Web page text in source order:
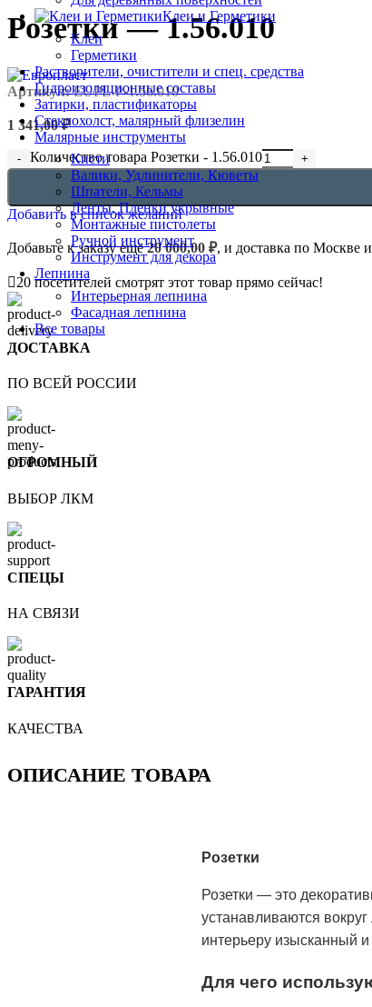
Клеи и Герметики
Клеи
Герметики
Растворители, очистители и спец. средства
Гидроизоляционные составы
Затирки, пластификаторы
Стеклохолст, малярный флизелин
Малярные инструменты
Кисти
Валики, Удлинители, Кюветы
Шпатели, Кельмы
Ленты, Пленки укрывные
Монтажные пистолеты
Ручной инструмент
Инструмент для декора
Лепнина
Интерьерная лепнина
Фасадная лепнина
Все товары
Розетки — 1.56.010
Артикул:EUPL-P-1.56.010
1 341,00₽
Количество товара Розетки - 1.56.010
Добавить в список желаний
Добавьте к заказу ещё20 000,00 ₽, и доставка по Москве
20 посетителей смотрят этот товар прямо сейчас!
ДОСТАВКА
ПО ВСЕЙ РОССИИ
ОГРОМНЫЙ
ВЫБОР ЛКМ
СПЕЦЫ
НА СВЯЗИ
ГАРАНТИЯ
КАЧЕСТВА
ОПИСАНИЕ ТОВАРА
Розетки
Розетки — это
устанавливаются
интерьеру изысканный
Для чего